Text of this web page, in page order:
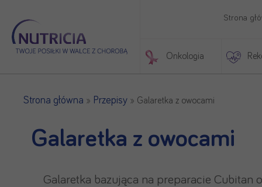
Strona
Onkologia
Strona główna » Przepisy » Galaretka z owocami
Galaretka z owocami
Galaretka bazująca na preparacie